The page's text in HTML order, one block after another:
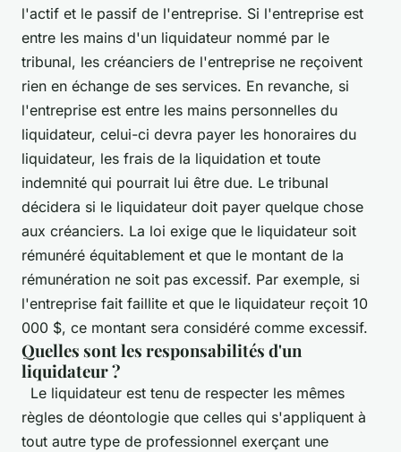
l'actif et le passif de l'entreprise. Si l'entreprise est
entre les mains d'un liquidateur nommé par le
tribunal, les créanciers de l'entreprise ne reçoivent
rien en échange de ses services. En revanche, si
l'entreprise est entre les mains personnelles du
liquidateur, celui-ci devra payer les honoraires du
liquidateur, les frais de la liquidation et toute
indemnité qui pourrait lui être due. Le tribunal
décidera si le liquidateur doit payer quelque chose
aux créanciers. La loi exige que le liquidateur soit
rémunéré équitablement et que le montant de la
rémunération ne soit pas excessif. Par exemple, si
l'entreprise fait faillite et que le liquidateur reçoit 10
000 $, ce montant sera considéré comme excessif.
Quelles sont les responsabilités d'un
liquidateur ?
Le liquidateur est tenu de respecter les mêmes
règles de déontologie que celles qui s'appliquent à
tout autre type de professionnel exerçant une